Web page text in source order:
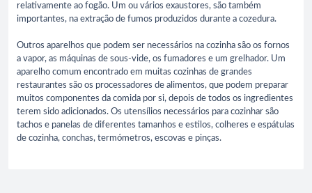
relativamente ao fogão. Um ou vários exaustores, são também
importantes, na extração de fumos produzidos durante a cozedura.
Outros aparelhos que podem ser necessários na cozinha são os fornos
a vapor, as máquinas de sous-vide, os fumadores e um grelhador. Um
aparelho comum encontrado em muitas cozinhas de grandes
restaurantes são os processadores de alimentos, que podem preparar
muitos componentes da comida por si, depois de todos os ingredientes
terem sido adicionados. Os utensílios necessários para cozinhar são
tachos e panelas de diferentes tamanhos e estilos, colheres e espátulas
de cozinha, conchas, termómetros, escovas e pinças.